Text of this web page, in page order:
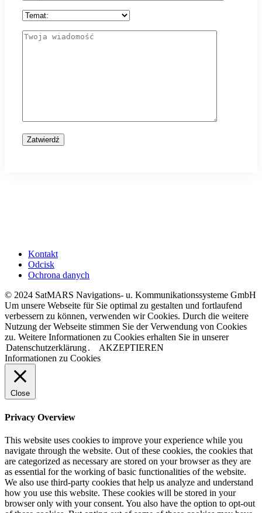
Kontakt
Odcisk
Ochrona danych
© 2024 SatMARS Navigations- u. Kommunikationssysteme GmbH
Um unsere Webseite für Sie optimal zu gestalten und fortlaufend
verbessern zu können, verwenden wir Cookies. Durch die weitere
Nutzung der Webseite stimmen Sie der Verwendung von Cookies
zu. Weitere Informationen zu Cookies erhalten Sie in unserer
Datenschutzerklärung.
AKZEPTIEREN
Informationen zu Cookies
Close
Privacy Overview
This website uses cookies to improve your experience while you
navigate through the website. Out of these cookies, the cookies that
are categorized as necessary are stored on your browser as they are
as essential for the working of basic functionalities of the website.
We also use third-party cookies that help us analyze and understand
how you use this website. These cookies will be stored in your
browser only with your consent. You also have the option to opt-out